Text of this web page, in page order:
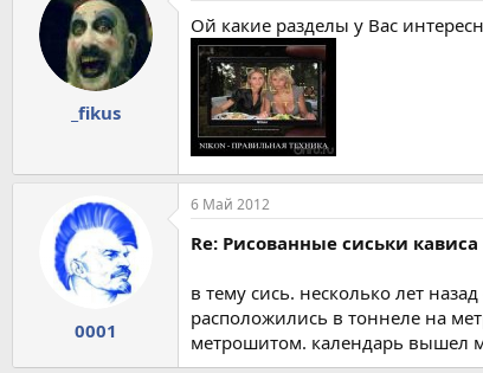
_fikus
Ой какие разделы у Вас
0001
6 Май 2012
Re: Рисованные сиськи
в тему сись. несколько лет
расположились в тоннеле на
метрошитом. календарь вышел